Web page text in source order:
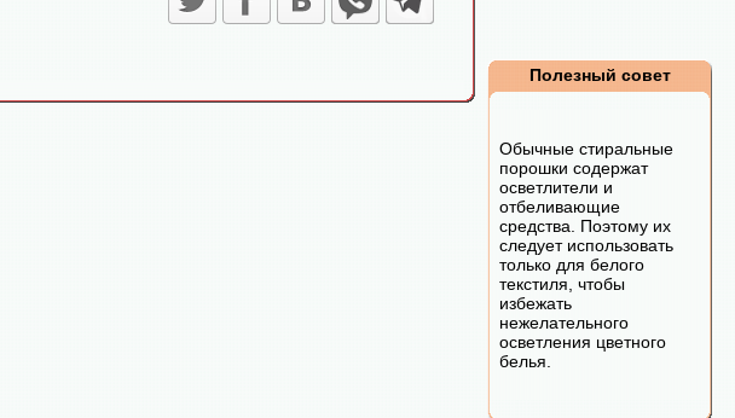
Полезный совет
Обычные стиральные
порошки содержат
осветлители и
отбеливающие
средства. Поэтому их
следует использовать
только для белого
текстиля, чтобы
избежать
нежелательного
осветления цветного
белья.